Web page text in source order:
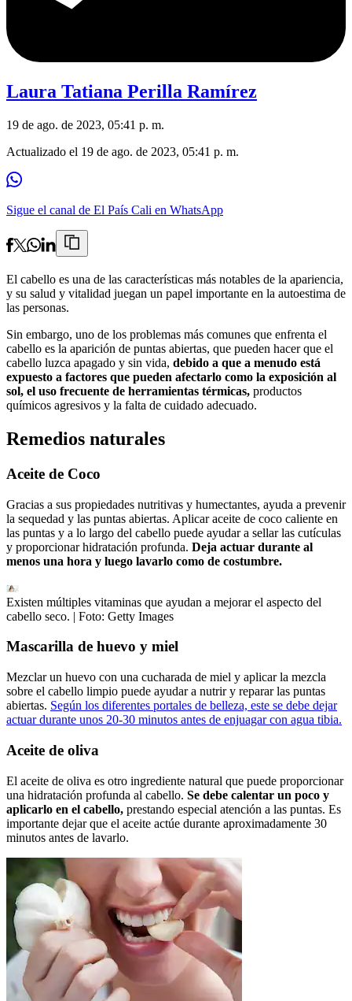
Laura Tatiana Perilla Ramírez
19 de ago. de 2023, 05:41 p. m.
Actualizado el 19 de ago. de 2023, 05:41 p. m.
Sigue el canal de El País Cali en WhatsApp
El cabello es una de las características más notables de la apariencia,
y su salud y vitalidad juegan un papel importante en la autoestima de
las personas.
Sin embargo, uno de los problemas más comunes que enfrenta el
cabello es la aparición de puntas abiertas, que pueden hacer que el
cabello luzca apagado y sin vida, debido a que a menudo está
expuesto a factores que pueden afectarlo como la exposición al
sol, el uso frecuente de herramientas térmicas, productos
químicos agresivos y la falta de cuidado adecuado.
Remedios naturales
Aceite de Coco
Gracias a sus propiedades nutritivas y humectantes, ayuda a prevenir
la sequedad y las puntas abiertas. Aplicar aceite de coco caliente en
las puntas y a lo largo del cabello puede ayudar a sellar las cutículas
y proporcionar hidratación profunda. Deja actuar durante al
menos una hora y luego lavarlo como de costumbre.
Existen múltiples vitaminas que ayudan a mejorar el aspecto del
cabello seco. | Foto: Getty Images
Mascarilla de huevo y miel
Mezclar un huevo con una cucharada de miel y aplicar la mezcla
sobre el cabello limpio puede ayudar a nutrir y reparar las puntas
abiertas. Según los diferentes portales de belleza, este se debe dejar
actuar durante unos 20-30 minutos antes de enjuagar con agua tibia.
Aceite de oliva
El aceite de oliva es otro ingrediente natural que puede proporcionar
una hidratación profunda al cabello. Se debe calentar un poco y
aplicarlo en el cabello, prestando especial atención a las puntas. Es
importante dejar que el aceite actúe durante aproximadamente 30
minutos antes de lavarlo.